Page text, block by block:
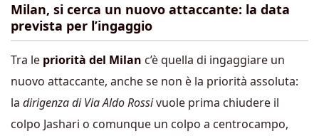
Milan, si cerca un nuovo attaccante: la data
prevista per l’ingaggio
Tra le priorità del Milan c’è quella di ingaggiare un
nuovo attaccante, anche se non è la priorità assoluta:
la dirigenza di Via Aldo Rossivuole prima chiudere il
colpo Jashari o comunque un colpo a centrocampo,